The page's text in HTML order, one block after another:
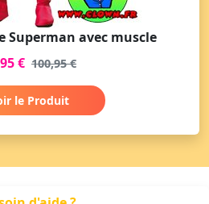
Superman avec muscle
€ 100,95 €
le Produit